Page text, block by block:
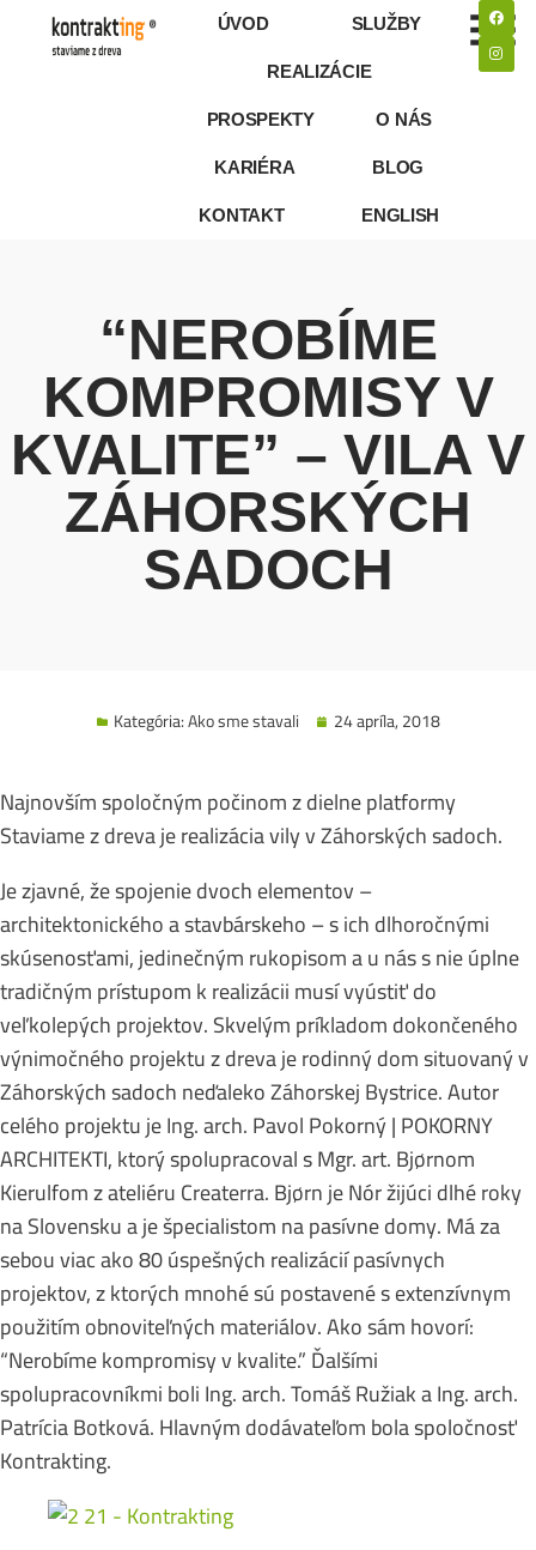
ÚVOD SLUŽBY
REALIZÁCIE
PROSPEKTY O NÁS
KARIÉRA BLOG
KONTAKT ENGLISH
“NEROBÍME
KOMPROMISY V
KVALITE” – VILA V
ZÁHORSKÝCH
SADOCH
Kategória:Ako sme stavali 24 apríla, 2018
Najnovším spoločným počinom z dielne platformy
Staviame z dreva je realizácia vily v Záhorských sadoch.
Je zjavné, že spojenie dvoch elementov –
architektonického a stavbárskeho – s ich dlhoročnými
skúsenosťami, jedinečným rukopisom a u nás s nie úplne
tradičným prístupom k realizácii musí vyústiť do
veľkolepých projektov. Skvelým príkladom dokončeného
výnimočného projektu z dreva je rodinný dom situovaný v
Záhorských sadoch neďaleko Záhorskej Bystrice. Autor
celého projektu je Ing. arch. Pavol Pokorný | POKORNY
ARCHITEKTI, ktorý spolupracoval s Mgr. art. Bjørnom
Kierulfom z ateliéru Createrra. Bjørn je Nór žijúci dlhé roky
na Slovensku a je špecialistom na pasívne domy. Má za
sebou viac ako 80 úspešných realizácií pasívnych
projektov, z ktorých mnohé sú postavené s extenzívnym
použitím obnoviteľných materiálov. Ako sám hovorí:
“Nerobíme kompromisy v kvalite.” Ďalšími
spolupracovníkmi boli Ing. arch. Tomáš Ružiak a Ing. arch.
Patrícia Botková. Hlavným dodávateľom bola spoločnosť
Kontrakting.